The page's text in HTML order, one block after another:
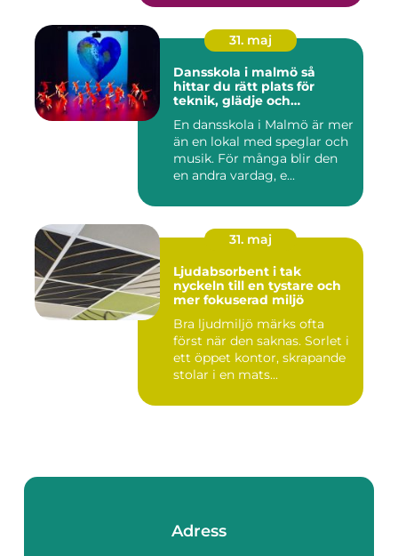
31. maj
Dansskola i malmö så
hittar du rätt plats för
teknik, glädje och
En dansskola i Malmö är mer
än en lokal med speglar och
musik. För många blir den
en andra vardag, e...
31. maj
Ljudabsorbent i tak
nyckeln till en tystare och
mer fokuserad miljö
Bra ljudmiljö märks ofta
först när den saknas. Sorlet i
ett öppet kontor, skrapande
stolar i en mats...
Adress